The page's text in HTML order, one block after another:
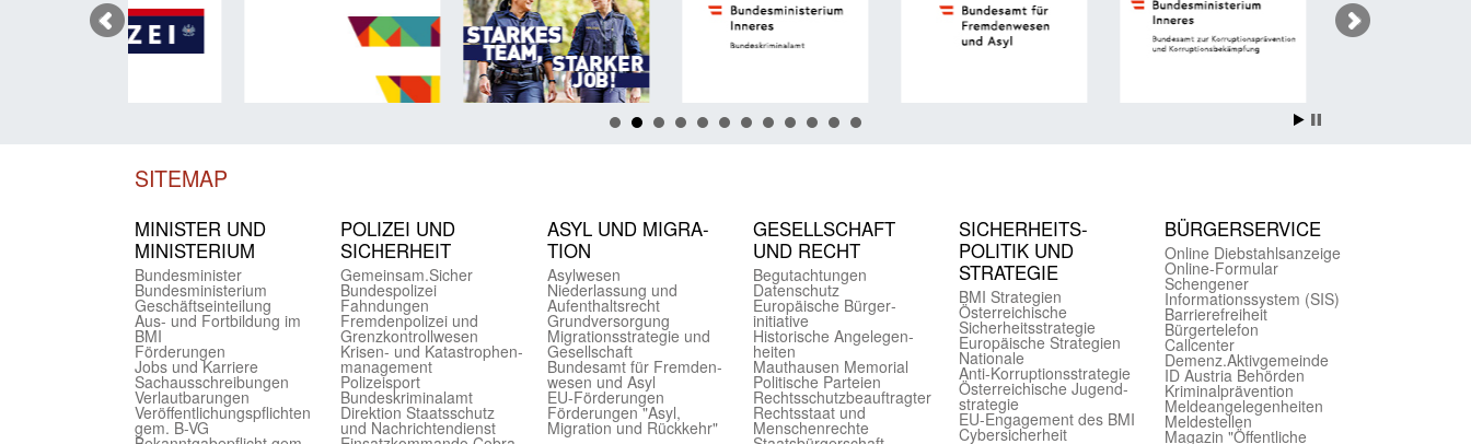
SITEMAP
MINISTER UND
MINIST­ERIUM
Bundes­minister
Bundes­ministerium
Geschäfts­einteilung
Aus- und Fortbildung im
BMI
Förderungen
Jobs und Karriere
Sachaus­schreibungen
Verlautbarungen
Veröffentlichungspflichten
gem. B-VG
POLIZEI UND
SICHER­HEIT
Gemein­sam.Sicher
Bundes­polizei
Fahndungen
Fremdenpolizei und
Grenzkontrollwesen
Krisen- und Katastrophen­
management
Polizeisport
Bundes­kriminal­amt
Direktion Staats­schutz
und Nach­richten­dienst
ASYL UND MIGRA­
TION
Asyl­wesen
Nieder­lassung und
Aufent­halts­recht
Grund­versorgung
Migrations­strategie und
Gesell­schaft
Bundes­amt für Fremden­
wesen und Asyl
EU-Förde­rungen
Förderungen "Asyl,
Migration und Rückkehr"
GE­SELL­SCHAFT
UND RECHT
Begut­achtungen
Daten­schutz
Europäische Bürger­
initiative
Historische Angelegen­
heiten
Mauthausen Memorial
Politische Parteien
Rechts­schutz­beauftragter
Rechts­staat und
Menschen­rechte
SICHER­HEITS­
POLITIK UND
STRATEGIE
BMI Strategien
Öster­reichische
Sicherheits­strategie
Europäische Strategien
Nationale
Anti-Korruptions­strategie
Öster­reichische Jugend­
strategie
EU-Engagement des BMI
Cybersicherheit
BÜRGER­SERVICE
Online Diebstahls­anzeige
Online-Formular
Schengener
Informationssystem (SIS)
Barriere­freiheit
Bürger­telefon
Call­center
Demenz.Aktiv­gemeinde
ID Austria Behörden
Kriminal­prävention
Melde­an­ge­le­gen­heiten
Meld­estellen
Magazin "Öffentliche